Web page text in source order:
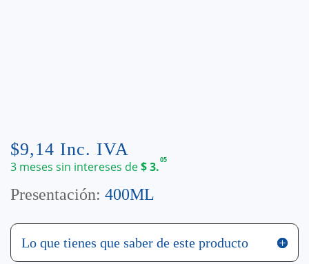
$9,14 Inc. IVA
3 meses sin intereses de$3.05
Presentación: 400ML
Lo que tienes que saber de este producto